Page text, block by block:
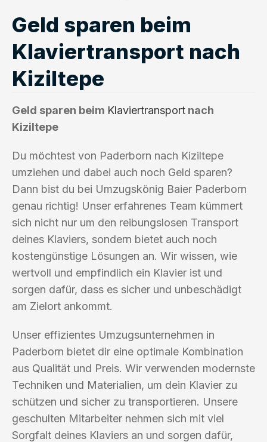
Geld sparen beim
Klaviertransport nach
Kiziltepe
Geld sparen beim Klaviertransport nach
Kiziltepe
Du möchtest von Paderborn nach Kiziltepe
umziehen und dabei auch noch Geld sparen?
Dann bist du bei Umzugskönig Baier Paderborn
genau richtig! Unser erfahrenes Team kümmert
sich nicht nur um den reibungslosen Transport
deines Klaviers, sondern bietet auch noch
kostengünstige Lösungen an. Wir wissen, wie
wertvoll und empfindlich ein Klavier ist und
sorgen dafür, dass es sicher und unbeschädigt
am Zielort ankommt.
Unser effizientes Umzugsunternehmen in
Paderborn bietet dir eine optimale Kombination
aus Qualität und Preis. Wir verwenden modernste
Techniken und Materialien, um dein Klavier zu
schützen und sicher zu transportieren. Unsere
geschulten Mitarbeiter nehmen sich mit viel
Sorgfalt deines Klaviers an und sorgen dafür,